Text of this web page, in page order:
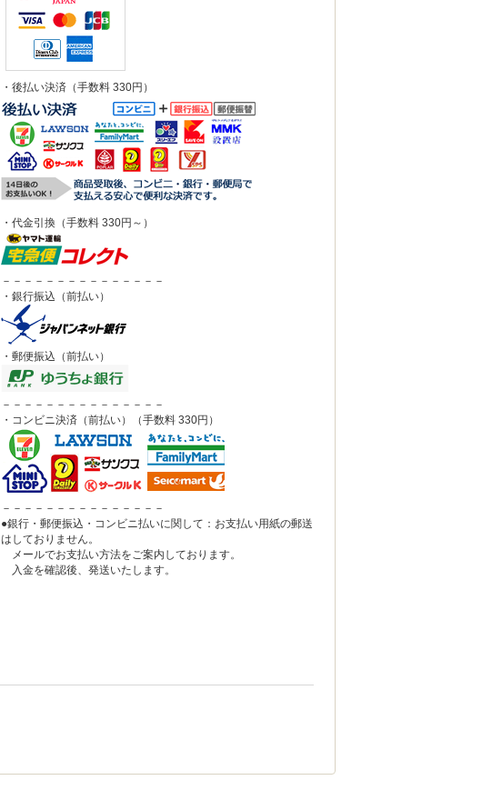
・後払い決済（手数料 330円）
・代金引換（手数料 330円～）
－－－－－－－－－－－－－－－
・銀行振込（前払い）
・郵便振込（前払い）
－－－－－－－－－－－－－－－
・コンビニ決済（前払い）（手数料 330円）
－－－－－－－－－－－－－－－
●銀行・郵便振込・コンビニ払いに関して：お支払い用紙の郵送
はしておりません。
メールでお支払い方法をご案内しております。
入金を確認後、発送いたします。